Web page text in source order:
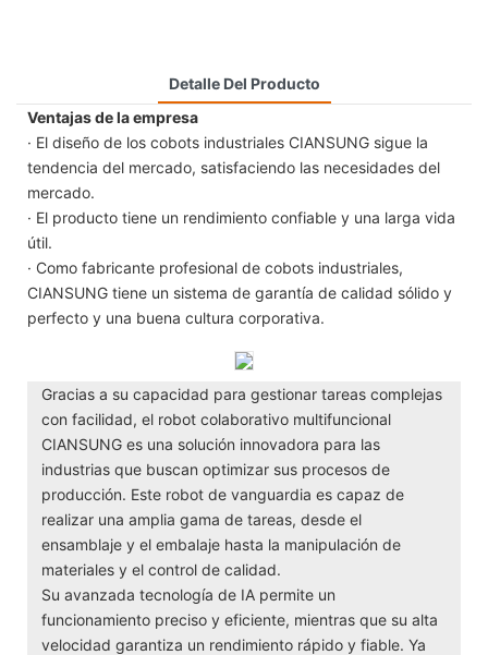
Detalle Del Producto
Ventajas de la empresa
· El diseño de los cobots industriales CIANSUNG sigue la
tendencia del mercado, satisfaciendo las necesidades del
mercado.
· El producto tiene un rendimiento confiable y una larga vida
útil.
· Como fabricante profesional de cobots industriales,
CIANSUNG tiene un sistema de garantía de calidad sólido y
perfecto y una buena cultura corporativa.
Gracias a su capacidad para gestionar tareas complejas
con facilidad, el robot colaborativo multifuncional
CIANSUNG es una solución innovadora para las
industrias que buscan optimizar sus procesos de
producción. Este robot de vanguardia es capaz de
realizar una amplia gama de tareas, desde el
ensamblaje y el embalaje hasta la manipulación de
materiales y el control de calidad.
Su avanzada tecnología de IA permite un
funcionamiento preciso y eficiente, mientras que su alta
velocidad garantiza un rendimiento rápido y fiable. Ya